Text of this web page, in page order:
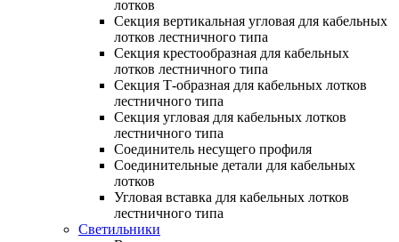
лотков
Секция вертикальная угловая для кабельных
лотков лестничного типа
Секция крестообразная для кабельных
лотков лестничного типа
Секция Т-образная для кабельных лотков
лестничного типа
Секция угловая для кабельных лотков
лестничного типа
Соединитель несущего профиля
Соединительные детали для кабельных
лотков
Угловая вставка для кабельных лотков
лестничного типа
Светильники